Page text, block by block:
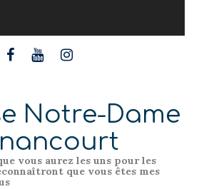
Notre-Dame
vous aurez les uns pour les
que vous êtes mes